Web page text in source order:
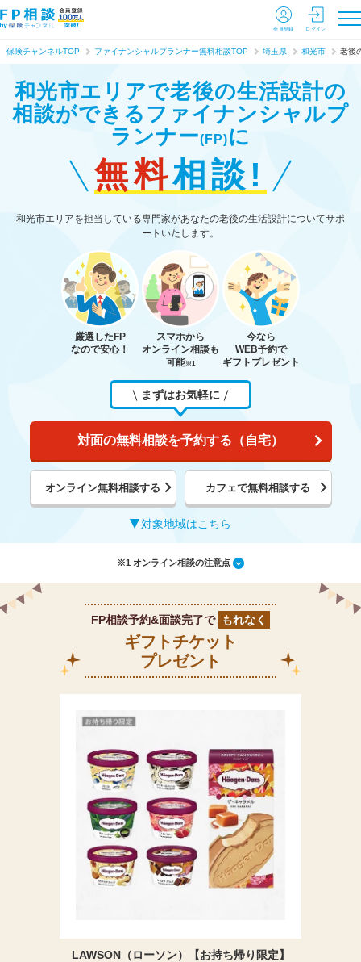
会員登録 ログイン
保険チャンネルTOP ファイナンシャルプランナー無料相談TOP 埼玉県 和光市 老後
和光市エリアで老後の生活設計の
相談ができる ファイナンシャルプ
ランナー(FP)に
無料相談!
和光市エリアを担当している専門家があなたの老後の生活設計についてサポ
ートいたします。
厳選したFP
なので安心！
スマホから
オンライン相談も
可能※1
今なら
WEB予約で
ギフトプレゼント
まずはお気軽に
対面の無料相談を予約する（自宅）
オンライン無料相談する カフェで無料相談する
対象地域はこちら
※1 オンライン相談の注意点
FP相談予約&面談完了で もれなく
ギフトチケット
プレゼント
LAWSON（ローソン）【お持ち帰り限定】